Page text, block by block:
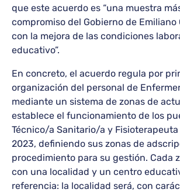
que este acuerdo es “una muestra
compromiso del Gobierno de Emiliano
con la mejora de las condiciones
educativo”.
En concreto, el acuerdo regula por
organización del personal de
mediante un sistema de zonas de
establece el funcionamiento de los
Técnico/a Sanitario/a y Fisioterapeuta
2023, definiendo sus zonas de
procedimiento para su gestión. Cada
con una localidad y un centro
referencia: la localidad será, con